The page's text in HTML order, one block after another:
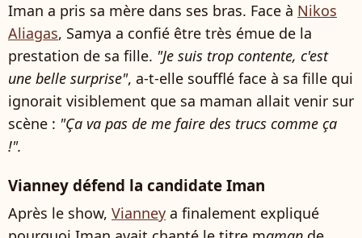
Iman a pris sa mère dans ses bras. Face à Nikos
Aliagas, Samya a confié être très émue de la
prestation de sa fille. "Je suis trop contente, c'est
une belle surprise", a-t-elle soufflé face à sa fille qui
ignorait visiblement que sa maman allait venir sur
scène : "Ça va pas de me faire des trucs comme ça
!".
Vianney défend la candidate Iman
Après le show, Vianney a finalement expliqué